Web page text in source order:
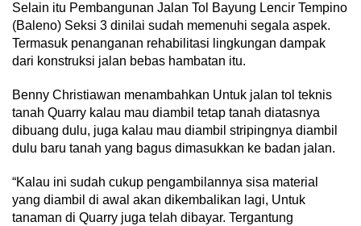
Selain itu Pembangunan Jalan Tol Bayung Lencir Tempino
(Baleno) Seksi 3 dinilai sudah memenuhi segala aspek.
Termasuk penanganan rehabilitasi lingkungan dampak
dari konstruksi jalan bebas hambatan itu.
Benny Christiawan menambahkan Untuk jalan tol teknis
tanah Quarry kalau mau diambil tetap tanah diatasnya
dibuang dulu, juga kalau mau diambil stripingnya diambil
dulu baru tanah yang bagus dimasukkan ke badan jalan.
“Kalau ini sudah cukup pengambilannya sisa material
yang diambil di awal akan dikembalikan lagi, Untuk
tanaman di Quarry juga telah dibayar. Tergantung